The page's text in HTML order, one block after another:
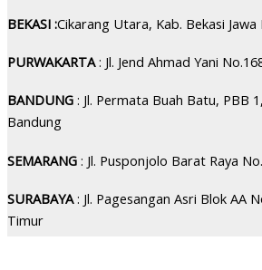
BEKASI :Cikarang Utara, Kab. Bekasi
PURWAKARTA: Jl. Jend Ahmad Yani
BANDUNG : Jl. Permata Buah Batu, PBB
Bandung
SEMARANG : Jl. Pusponjolo Barat Raya
SURABAYA: Jl. Pagesangan Asri Blok AA
Timur